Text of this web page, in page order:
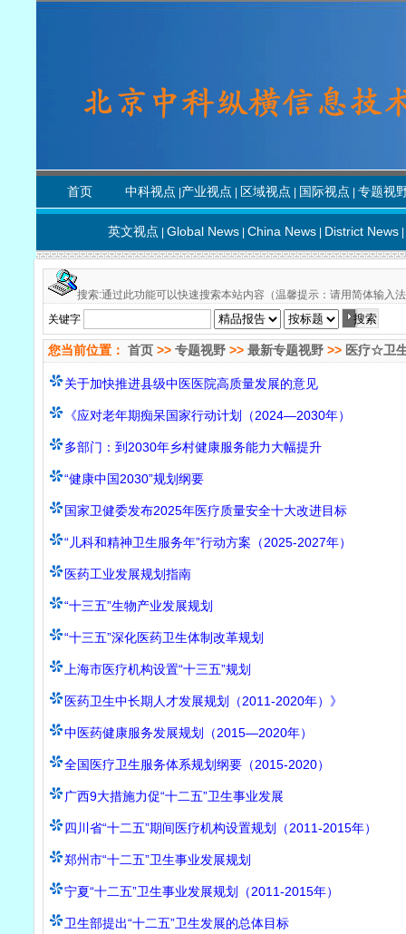
首页 中科视点 产业视点 区域视点 国际视点 专题视
英文视点 Global News China News District News
搜索:通过此功能可以快速搜索本站内容（温馨提示：请用简体输入
关键字
您当前位置： 首页>> 专题视野>> 最新专题视野>> 医疗☆卫
关于加快推进县级中医医院高质量发展的意见
《应对老年期痴呆国家行动计划（2024—2030年）
多部门：到2030年乡村健康服务能力大幅提升
“健康中国2030”规划纲要
国家卫健委发布2025年医疗质量安全十大改进目标
“儿科和精神卫生服务年”行动方案（2025-2027年）
医药工业发展规划指南
“十三五”生物产业发展规划
“十三五”深化医药卫生体制改革规划
上海市医疗机构设置“十三五”规划
医药卫生中长期人才发展规划（2011-2020年）》
中医药健康服务发展规划（2015—2020年）
全国医疗卫生服务体系规划纲要（2015-2020）
广西9大措施力促“十二五”卫生事业发展
四川省“十二五”期间医疗机构设置规划（2011-2015年）
郑州市“十二五”卫生事业发展规划
宁夏“十二五”卫生事业发展规划（2011-2015年）
卫生部提出“十二五”卫生发展的总体目标